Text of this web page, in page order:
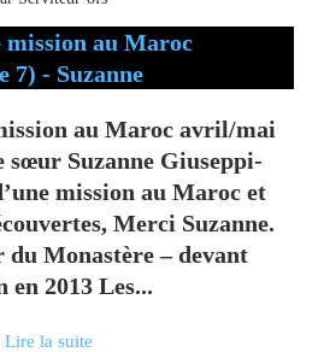
au Maroc avril/mai
sœur Suzanne Giuseppi-
mission au Maroc et
Merci Suzanne.
Monastère – devant
en 2013 Les...
Lire la suite